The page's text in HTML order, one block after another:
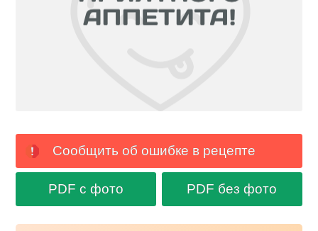
Сообщить об ошибке в рецепте
PDF с фото PDF без фото